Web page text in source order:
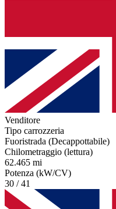
Venditore
Tipo carrozzeria
Fuoristrada (Decappottabile)
Chilometraggio (lettura)
62.465 mi
Potenza (kW/CV)
30 / 41